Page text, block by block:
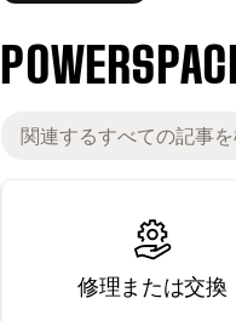
修理または交換